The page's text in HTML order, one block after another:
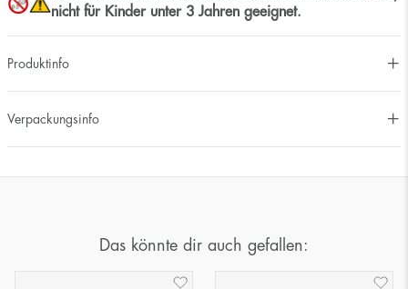
nicht für Kinder unter 3 Jahren geeignet.
Produktinfo
Verpackungsinfo
Das könnte dir auch gefallen: